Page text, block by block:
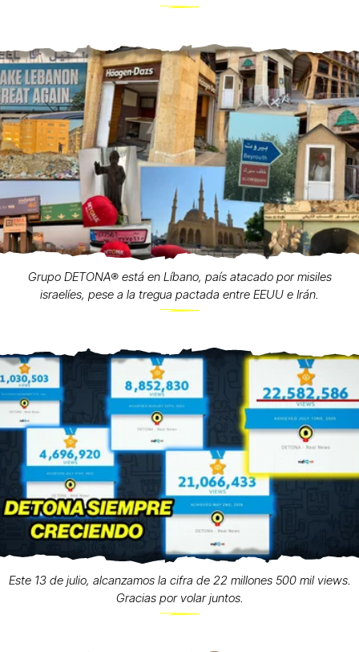
Grupo DETONA®️ está en Líbano, país atacado por misiles
israelíes, pese a la tregua pactada entre EEUU e Irán.
Este 13 de julio, alcanzamos la cifra de 22 millones 500 mil views.
Gracias por volar juntos.